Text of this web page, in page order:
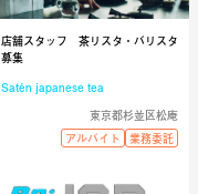
店舗スタッフ 茶リスタ・バリスタ
募集
Satén japanese tea
東京都杉並区松庵
アルバイト
業務委託